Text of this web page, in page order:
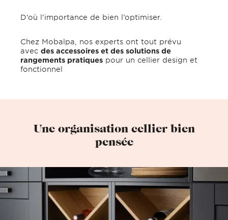
D’où l’importance de bien l’optimiser.
Chez Mobalpa, nos experts ont tout prévu
avec des accessoires et des solutions de
rangements pratiques pour un cellier design et
fonctionnel
Une organisation cellier bien
pensée